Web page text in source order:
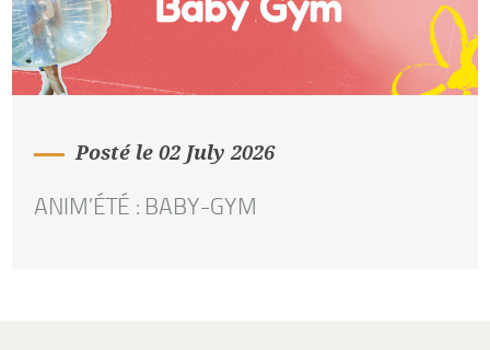
Posté le 02 July 2026
ANIM’ÉTÉ : BABY-GYM